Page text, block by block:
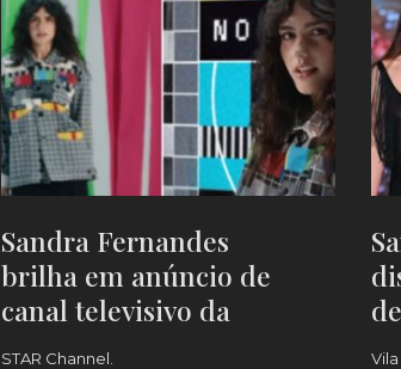
Sandra Fernandes
brilha em anúncio de
canal televisivo da
Disney [VÍDEO]
STAR Channel.